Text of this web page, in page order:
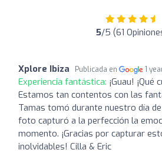
5/5 (61
Xplore Ibiza Publicada en 1
Experiencia fantástica: ¡Guau! ¡Qué
Estamos tan contentos con las
Tamas tomó durante nuestro día de
foto capturó a la perfección la
momento. ¡Gracias por capturar
inolvidables! Cilla & Eric